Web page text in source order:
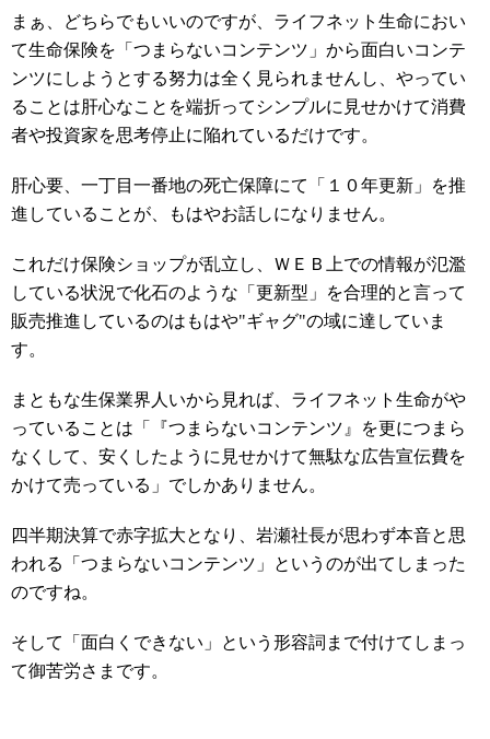
まぁ、どちらでもいいのですが、ライフネット生命におい
て生命保険を「つまらないコンテンツ」から面白いコンテ
ンツにしようとする努力は全く見られませんし、やってい
ることは肝心なことを端折ってシンプルに見せかけて消費
者や投資家を思考停止に陥れているだけです。
肝心要、一丁目一番地の死亡保障にて「１０年更新」を推
進していることが、もはやお話しになりません。
これだけ保険ショップが乱立し、ＷＥＢ上での情報が氾濫
している状況で化石のような「更新型」を合理的と言って
販売推進しているのはもはや"ギャグ"の域に達していま
す。
まともな生保業界人いから見れば、ライフネット生命がや
っていることは「『つまらないコンテンツ』を更につまら
なくして、安くしたように見せかけて無駄な広告宣伝費を
かけて売っている」でしかありません。
四半期決算で赤字拡大となり、岩瀬社長が思わず本音と思
われる「つまらないコンテンツ」というのが出てしまった
のですね。
そして「面白くできない」という形容詞まで付けてしまっ
て御苦労さまです。